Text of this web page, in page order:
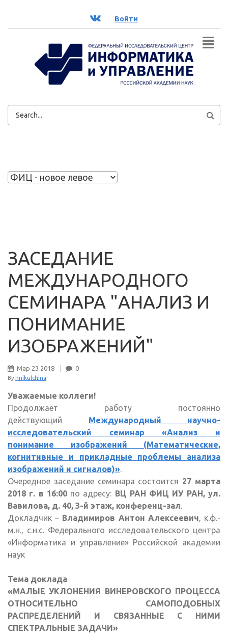
ВК Войти
ФОРМА
ЗАСЕДАНИЕ
МЕЖДУНАРОДНОГО
СЕМИНАРА "АНАЛИЗ И
ПОНИМАНИЕ
ИЗОБРАЖЕНИЙ"
Мар 23 2018 0
By nnikulchina
Уважаемые коллеги!
Продолжает работу постоянно
действующий Международный научно-
исследовательский семинар «Анализ и
понимание изображений (Математические,
когнитивные и прикладные проблемы анализа
изображений и сигналов)».
Очередное заседание семинара состоится 27 марта
2018 г. в 16:00 по адресу: ВЦ РАН ФИЦ ИУ РАН, ул.
Вавилова, д. 40, 3-й этаж, конференц-зал.
Докладчик – Владимиров Антон Алексеевич, к.ф.-
м.н., с.н.с. Федерального исследовательского центра
«Информатика и управление» Российской академии
наук
Тема доклада
«МАЛЫЕ УКЛОНЕНИЯ ВИНЕРОВСКОГО ПРОЦЕССА
ОТНОСИТЕЛЬНО САМОПОДОБНЫХ
РАСПРЕДЕЛЕНИЙ И СВЯЗАННЫЕ С НИМИ
СПЕКТРАЛЬНЫЕ ЗАДАЧИ»